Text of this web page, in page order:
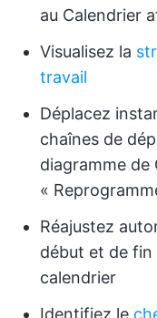
au Calendrier
Visualisez la
travail
Déplacez
chaînes de
diagramme
«
Réajustez
début et de fin
calendrier
Identifiez le